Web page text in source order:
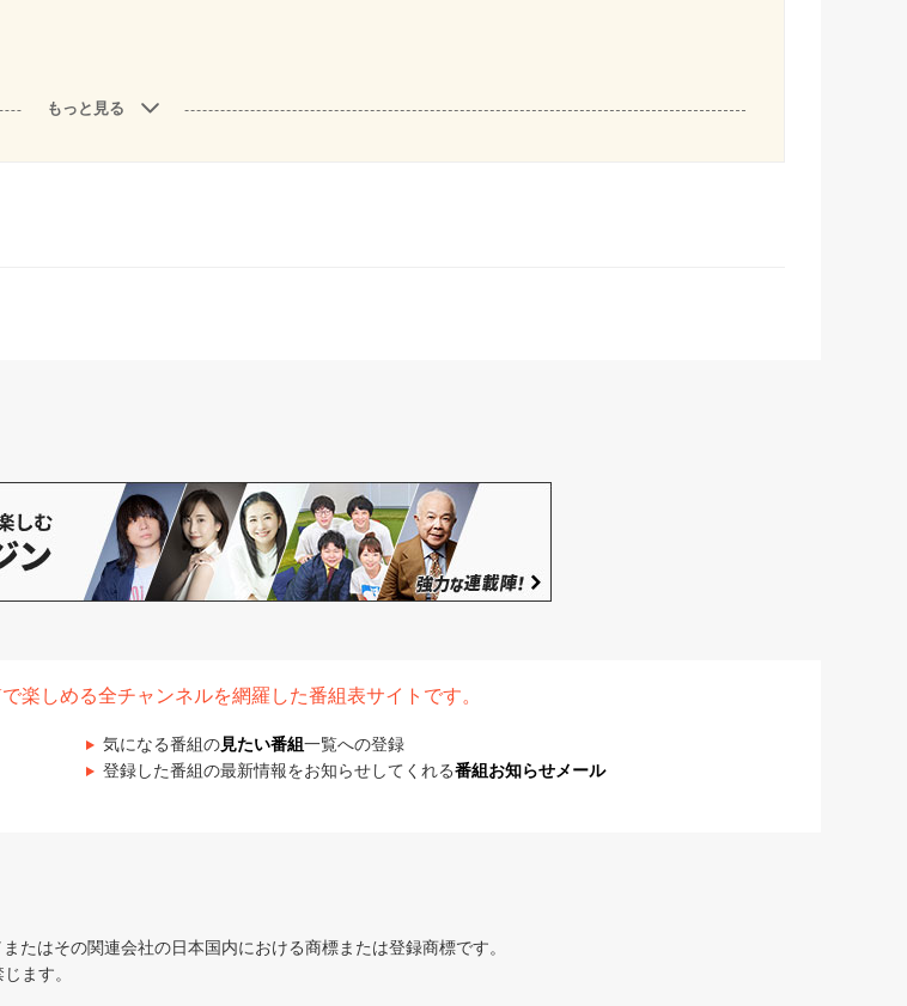
もっと見る
楽しめる全チャンネルを網羅した番組表サイトです。
気になる番組の見たい番組 一覧への登録
登録した番組の最新情報をお知らせしてくれる番組お知らせメール
たはその関連会社の日本国内における商標または登録商標です。
ます。